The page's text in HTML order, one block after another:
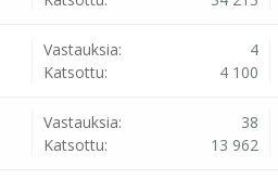
Vastauksia:
4
Katsottu:
4 100
Vastauksia:
38
Katsottu:
13 962